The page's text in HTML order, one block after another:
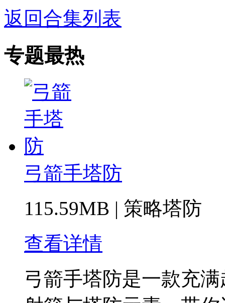
返回合集列表
专题最热
弓箭手塔防
115.59MB | 策略塔防
查看详情
弓箭手塔防是一款充